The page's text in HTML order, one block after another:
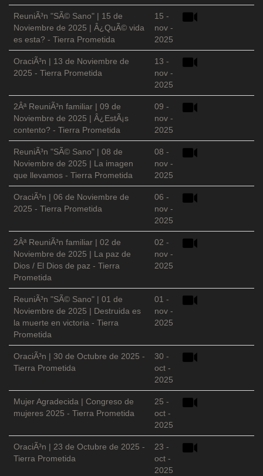
ReuniÃ³n "SÃ© Sano" | 15 de
Noviembre de 2025 | Â¿QuÃ© vida
es esta? - Tierra Prometida
15 -
nov -
2025
OraciÃ³n | 13 de Noviembre de
2025 - Tierra Prometida
13 -
nov -
2025
2Âª ReuniÃ³n familiar | 09 de
Noviembre de 2025 | Â¿EstÃ¡s
contento? - Tierra Prometida
09 -
nov -
2025
ReuniÃ³n "SÃ© Sano" | 08 de
Noviembre de 2025 | La imagen
que llevamos - Tierra Prometida
08 -
nov -
2025
OraciÃ³n | 06 de Noviembre de
2025 - Tierra Prometida
06 -
nov -
2025
2Âª ReuniÃ³n familiar | 02 de
Noviembre de 2025 | La paz de
Dios / El Dios de paz - Tierra
Prometida
02 -
nov -
2025
ReuniÃ³n "SÃ© Sano" | 01 de
Noviembre de 2025 | Destruida es
la muerte en victoria - Tierra
Prometida
01 -
nov -
2025
OraciÃ³n | 30 de Octubre de 2025 -
Tierra Prometida
30 -
oct -
2025
Mujer Agradecida | Congreso de
mujeres 2025 - Tierra Prometida
25 -
oct -
2025
OraciÃ³n | 23 de Octubre de 2025 -
Tierra Prometida
23 -
oct -
2025